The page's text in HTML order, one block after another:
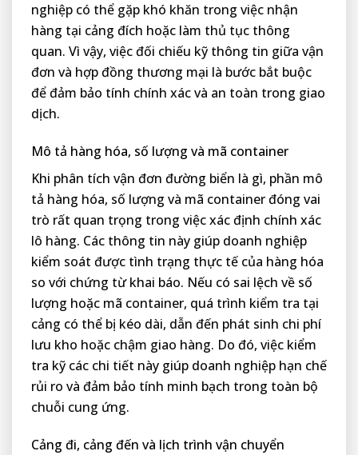
nghiệp có thể gặp khó khăn trong việc nhận
hàng tại cảng đích hoặc làm thủ tục thông
quan. Vì vậy, việc đối chiếu kỹ thông tin giữa vận
đơn và hợp đồng thương mại là bước bắt buộc
để đảm bảo tính chính xác và an toàn trong giao
dịch.
Mô tả hàng hóa, số lượng và mã container
Khi phân tích vận đơn đường biển là gì, phần mô
tả hàng hóa, số lượng và mã container đóng vai
trò rất quan trọng trong việc xác định chính xác
lô hàng. Các thông tin này giúp doanh nghiệp
kiểm soát được tình trạng thực tế của hàng hóa
so với chứng từ khai báo. Nếu có sai lệch về số
lượng hoặc mã container, quá trình kiểm tra tại
cảng có thể bị kéo dài, dẫn đến phát sinh chi phí
lưu kho hoặc chậm giao hàng. Do đó, việc kiểm
tra kỹ các chi tiết này giúp doanh nghiệp hạn chế
rủi ro và đảm bảo tính minh bạch trong toàn bộ
chuỗi cung ứng.
Cảng đi, cảng đến và lịch trình vận chuyển